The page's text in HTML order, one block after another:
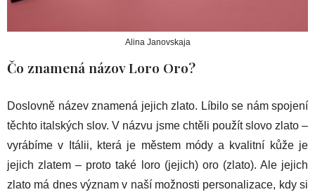
Alina Janovskaja
Čo znamená názov Loro Oro?
Doslovně název znamená jejich zlato. Líbilo se nám spojení
těchto italských slov. V názvu jsme chtěli použít slovo zlato –
vyrábíme v Itálii, která je městem módy a kvalitní kůže je
jejich zlatem – proto také loro (jejich) oro (zlato). Ale jejich
zlato má dnes význam v naší možnosti personalizace, kdy si